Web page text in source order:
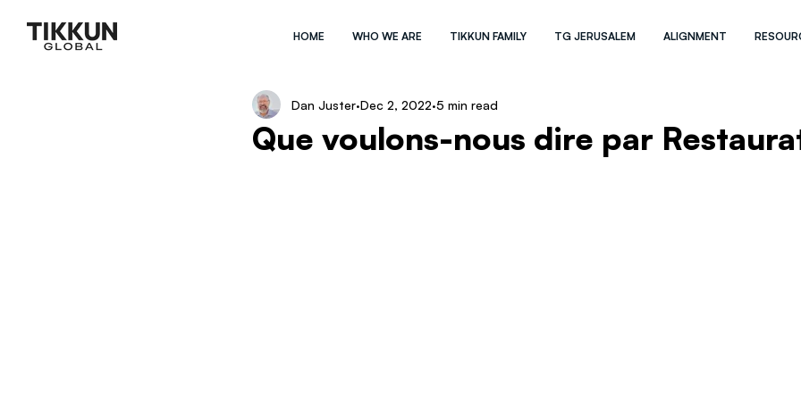
HOME WHO WE ARE TIKKUN FAMILY TG JERUSALEM ALIGNMENT
Que voulons-nous dire par
Dan Juster Dec 2, 2022 5 min read